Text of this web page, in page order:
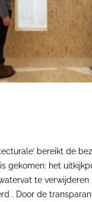
bereikt de
gekomen: het
te
. Door de